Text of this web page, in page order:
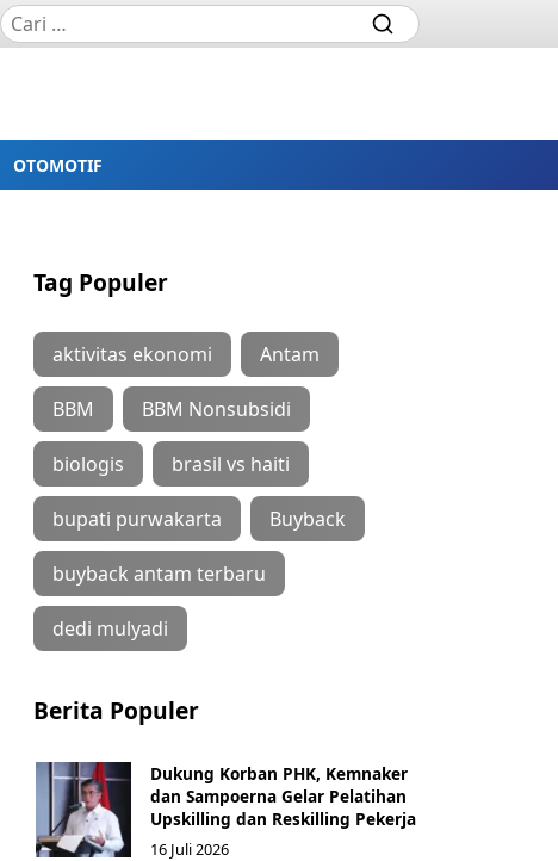
OTOMOTIF
Tag Populer
aktivitas ekonomi Antam
BBM BBM Nonsubsidi
biologis brasil vs haiti
bupati purwakarta Buyback
buyback antam terbaru
dedi mulyadi
Berita Populer
Dukung Korban PHK, Kemnaker
dan Sampoerna Gelar Pelatihan
Upskilling dan Reskilling Pekerja
16 Juli 2026